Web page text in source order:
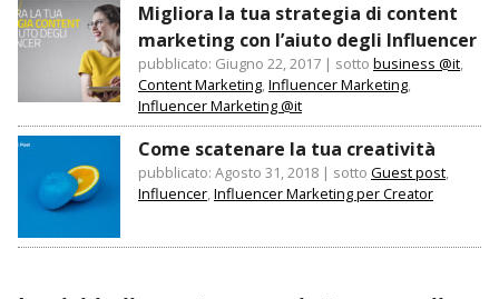
Migliora la tua strategia di content
marketing con l’aiuto degli Influencer
pubblicato: Giugno 22, 2017 | sotto business @it,
Content Marketing,Influencer Marketing,
Influencer Marketing @it
Come scatenare la tua creatività
pubblicato: Agosto 31, 2018 | sotto Guest post,
Influencer,Influencer Marketing per Creator